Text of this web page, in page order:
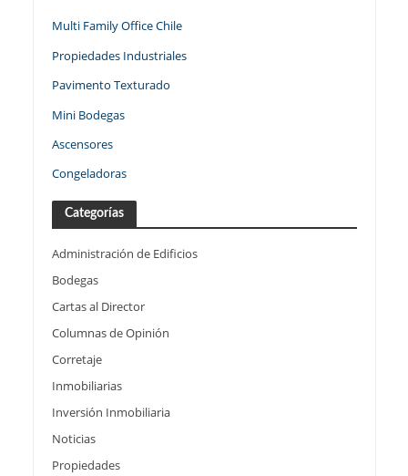
Multi Family Office Chile
Propiedades Industriales
Pavimento Texturado
Mini Bodegas
Ascensores
Congeladoras
Categorías
Administración de Edificios
Bodegas
Cartas al Director
Columnas de Opinión
Corretaje
Inmobiliarias
Inversión Inmobiliaria
Noticias
Propiedades